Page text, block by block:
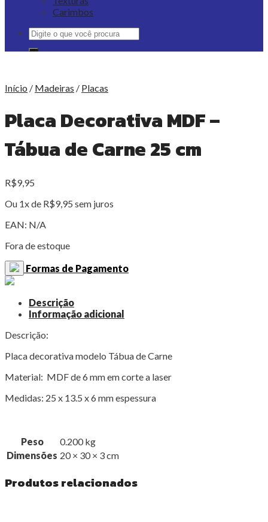
Carimbos
Pesquisar
por:
Início / Madeiras / Placas
Placa Decorativa MDF –
Tábua de Carne 25 cm
R$9,95
Ou 1x de R$9,95 sem juros
EAN: N/A
Fora de estoque
Formas de Pagamento
Descrição
Informação adicional
Descrição:
Placa decorativa modelo Tábua de Carne
Material: MDF de 6 mm em corte a laser
Medidas: 25 x 13.5 x 6 mm espessura
Peso
0.200 kg
Dimensões 20 × 30 × 3 cm
Produtos relacionados